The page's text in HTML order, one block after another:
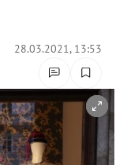
28.03.2021, 13:53